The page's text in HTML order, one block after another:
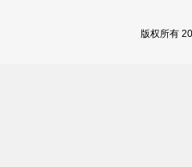
版权所有